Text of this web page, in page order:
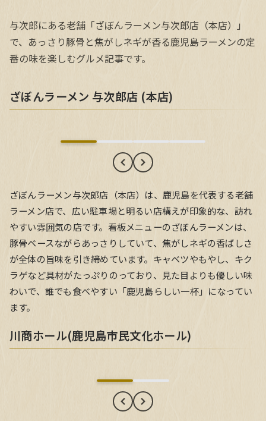
与次郎にある老舗「ざぼんラーメン与次郎店（本店）」
で、あっさり豚骨と焦がしネギが香る鹿児島ラーメンの定
番の味を楽しむグルメ記事です。
ざぼんラーメン 与次郎店 (本店)ざぼんラーメン 与次郎店 (本店)
ざぼんラーメン与次郎店（本店）は、鹿児島を代表する老舗
ラーメン店で、広い駐車場と明るい店構えが印象的な、訪れ
やすい雰囲気の店です。看板メニューのざぼんラーメンは、
豚骨ベースながらあっさりしていて、焦がしネギの香ばしさ
が全体の旨味を引き締めています。キャベツやもやし、キク
ラゲなど具材がたっぷりのっており、見た目よりも優しい味
わいで、誰でも食べやすい「鹿児島らしい一杯」になってい
ます。
川商ホール(鹿児島市民文化ホール)
川商ホール(鹿児島市民文化ホール)